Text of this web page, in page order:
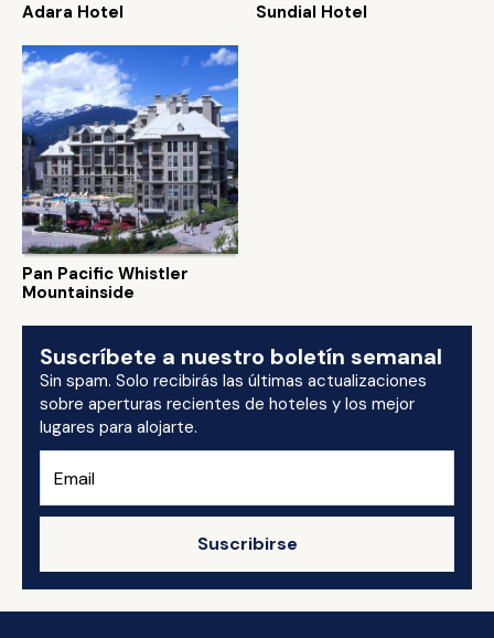
Adara Hotel Sundial Hotel
Pan Pacific Whistler
Mountainside
Suscríbete a nuestro boletín semanal
Sin spam. Solo recibirás las últimas actualizaciones
sobre aperturas recientes de hoteles y los mejor
lugares para alojarte.
Suscribirse